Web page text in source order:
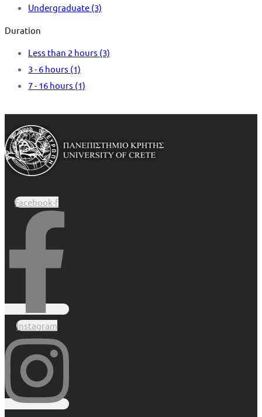
Undergraduate (3)
Duration
Less than 2 hours (3)
3 - 6 hours (1)
7 - 16 hours (1)
Facebook-f
Instagram